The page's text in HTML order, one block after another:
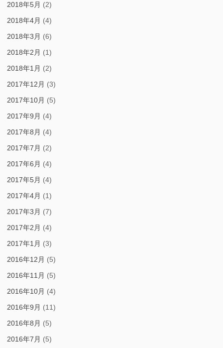
2018年5月 (2)
2018年4月 (4)
2018年3月 (6)
2018年2月 (1)
2018年1月 (2)
2017年12月 (3)
2017年10月 (5)
2017年9月 (4)
2017年8月 (4)
2017年7月 (2)
2017年6月 (4)
2017年5月 (4)
2017年4月 (1)
2017年3月 (7)
2017年2月 (4)
2017年1月 (3)
2016年12月 (5)
2016年11月 (5)
2016年10月 (4)
2016年9月 (11)
2016年8月 (5)
2016年7月 (5)